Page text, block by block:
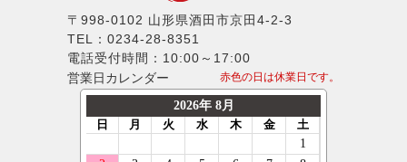
〒998-0102 山形県酒田市京田4-2-3
TEL：0234-28-8351
電話受付時間：10:00～17:00
営業日カレンダー
赤色の日は休業日です。